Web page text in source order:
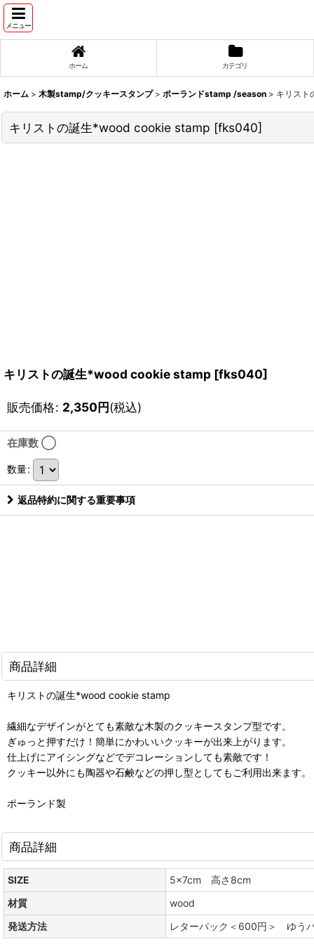
メニュー
ホーム カテゴリ
ホーム > 木製stamp/クッキースタンプ > ポーランドstamp /season > キリスト
キリストの誕生*wood cookie stamp [fks040]
キリストの誕生*wood cookie stamp [fks040]
販売価格: 2,350円(税込)
在庫数 ◯
数量:
返品特約に関する重要事項
商品詳細
キリストの誕生*wood cookie stamp
繊細なデザインがとても素敵な木製のクッキースタンプ型です。
ぎゅっと押すだけ！簡単にかわいいクッキーが出来上がります。
仕上げにアイシングなどでデコレーションしても素敵です！
クッキー以外にも陶器や石鹸などの押し型としてもご利用出来ます。
ポーランド製
商品詳細
SIZE
5x7cm 高さ8cm
材質
wood
発送方法
レターパック＜600円＞ ゆう